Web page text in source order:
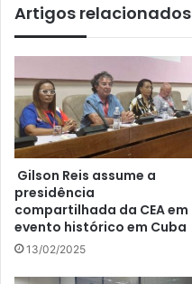
Artigos relacionados
Gilson Reis assume a
presidência
compartilhada da CEA em
evento histórico em Cuba
13/02/2025